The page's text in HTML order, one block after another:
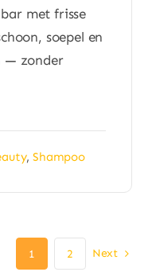
met frisse
soepel en
— zonder
,Shampoo
1 2 Next